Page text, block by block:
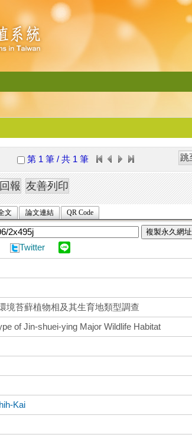
第 1 筆 / 共 1 筆
文 論文連結 QR Code
複製永久網址
Twitter
境苔蘚植物相及其生育地類型調查
of Jin-shuei-ying Major Wildlife Habitat
Kai